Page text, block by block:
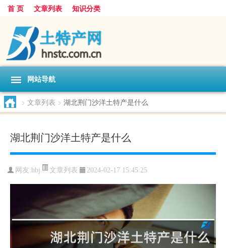
首 页 文章列表 知识分类
网站导航
> 文章列表 > 湖北荆门沙洋土特产是什么
湖北荆门沙洋土特产是什么
网友:hbj 文章列表 2024-02-17 15:45:25